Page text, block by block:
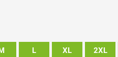
L XL 2XL